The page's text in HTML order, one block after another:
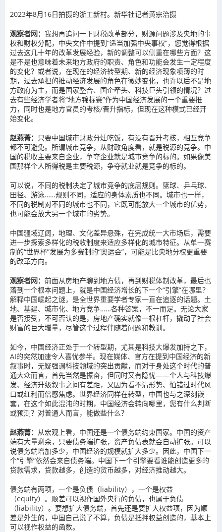
2023年8月16日拍摄的浙工新村。 新华社记者黄宗治摄
观察者网： 我想再追问一下财税改革部分，财源问题涉及央地的事
权和财权分配，中央文件中提到“适当加强中央事权”，您觉得根据
过去这几十年的改革发展经验，新的调整可以侧重在哪些方面？这
是不是也意味着未来地方政府的职责、角色和功能会发生一定程度
的变化？或者说，在现在的经济转型期、新的经济现象喷薄的时
期，过去承担的推动经济发展的角色在微妙变化，也许以后不是地
方政府为主，而是国家整合、国企牵头、科技巨头引领的情况？过
去有些经济学者将“地方锦标赛”作为中国经济发展的一个重要推
力，同时也是地方官员的考核/晋升指标，但现在这种模式已经开
始变化。
赵燕菁： 只要中国城市财政分灶吃饭，有没有晋升考核，相互竞争
都不可避免。所谓城市竞争，从财政角度看，就是税源的竞争。中
国的税收主要来自企业，争夺企业就是城市竞争的标的。如果像美
国那样个人所得税是主要税源，争夺就业就是竞争的标的。
可以说，不同的税制决定了城市竞争的底层规则。篮球、乒乓球、
田径、游泳……规则不同，适应的身体素质也不同。城市也一样，
不同的税制对不同的城市也不同，它既可能放大一个城市的优势，
也可能会放大另一个城市的劣势。
中国疆域辽阔，地理、文化差异悬殊，在完成统一大市场后，需要
进一步探索多样化的税收制度来适应多样化的城市特征。从单一赛
制的“世界杯”发展为多赛制的“奥运会”，可能是比央地分权更重要
的改革方向。
观察者网： 前面从房地产聊到地方债，再到财税体制改革，最后也
落到一个根本问题上，就是中国经济增长的下一个“引擎”在哪里？
解释中国崛起之谜，是全世界重要学者专家一直在追逐的话题。土
地、基建、城市化、地方竞争……各种答案，不一而足。无论大家
是否接受，不可否认的是，房地产确实就像一根杠杆，撬动了社会
财富的巨大增量，尽管这个过程伴随着问题和教训。
如今，中国经济正处于一个转型期，尤其是科技大爆发加持之下，
AI的突然加速令人喜忧参半。现在媒体、官方在提到中国经济的新
叙事时，无疑强调科技领域的突出贡献，而对于身处这个时代的普
通大众而言，首先当然是振奋，但同时又有隐忧——个人与科技爆
发、经济升级叙事之间有差距，又因为看不清形势、怕错过时代风
口或红利而倍感焦虑。世界经济同样在转型，中国也与之深刻嵌
套，在这个如此混沌的时期，中国经济会转向哪里，您有什么判断
或预测？对普通人而言，能做些什么？
赵燕菁： 从宏观上看，中国还是一个债务端约束国家。中国的资产
端有大量剩余，只要债务端扩张，资产负债表就会自动扩张。可以
说债务端增加多少，中国经济的规模就扩大多少。因此，中国下一
个“引擎”依然会来自债务端。中国下一个引擎要看谁能创造更多的
贷款需求，贷款越多，创造的货币越多，对经济推动越大。
债务端有两项，一个是负债（liability），一个是权益
（equity）。顺差可以视作国外央行的负债，也属于负债
（liability）。要想扩大债务端，首先还是要扩大权益项，因为顺
差是外生的，中国自己说了不算，负债是抵押权益创造的，基本上
可以视作权益的函数。